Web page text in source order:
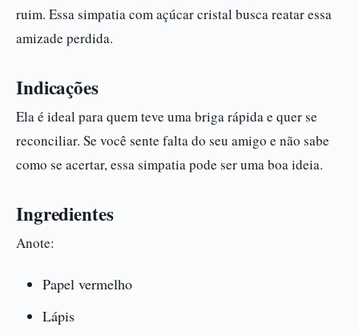
ruim. Essa simpatia com açúcar cristal busca reatar essa
amizade perdida.
Indicações
Ela é ideal para quem teve uma briga rápida e quer se
reconciliar. Se você sente falta do seu amigo e não sabe
como se acertar, essa simpatia pode ser uma boa ideia.
Ingredientes
Anote:
Papel vermelho
Lápis